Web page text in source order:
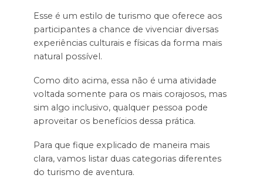
Esse é um estilo de turismo que oferece aos
participantes a chance de vivenciar diversas
experiências culturais e físicas da forma mais
natural possível.
Como dito acima, essa não é uma atividade
voltada somente para os mais corajosos, mas
sim algo inclusivo, qualquer pessoa pode
aproveitar os benefícios dessa prática.
Para que fique explicado de maneira mais
clara, vamos listar duas categorias diferentes
do turismo de aventura.